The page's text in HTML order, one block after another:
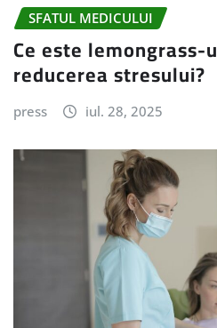
SFATUL MEDICULUI
Ce este
reducerea stresului?
press iul. 28, 2025